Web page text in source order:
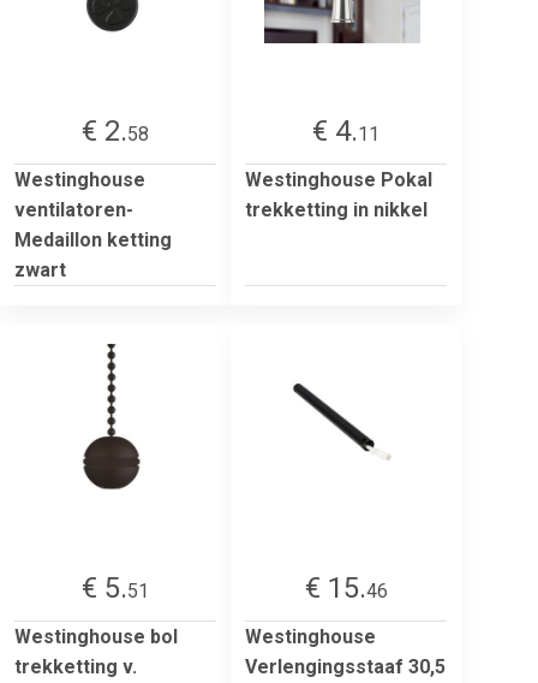
€ 2.58
Westinghouse
ventilatoren-
Medaillon ketting
zwart
€ 4.11
Westinghouse Pokal
trekketting in nikkel
€ 5.51
Westinghouse bol
trekketting v.
€ 15.46
Westinghouse
Verlengingsstaaf 30,5